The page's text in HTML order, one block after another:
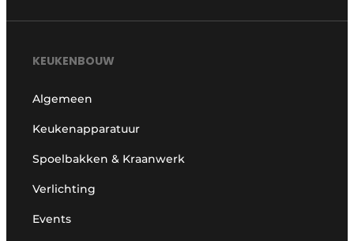
KEUKENBOUW
Algemeen
Keukenapparatuur
Spoelbakken & Kraanwerk
Verlichting
Events